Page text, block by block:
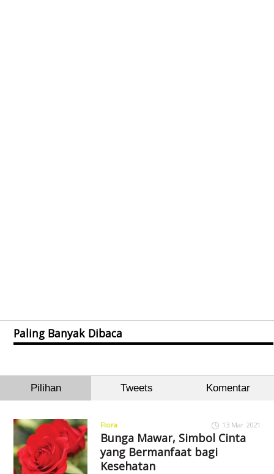
Paling Banyak Dibaca
Pilihan Tweets Komentar
Flora 13 Mar 2021
Bunga Mawar, Simbol Cinta
yang Bermanfaat bagi
Kesehatan